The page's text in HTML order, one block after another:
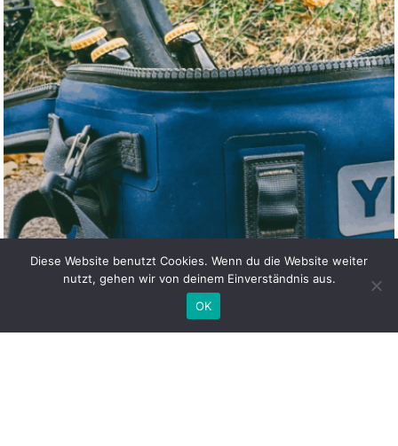
Diese Website benutzt Cookies. Wenn du die Website weiter
nutzt, gehen wir von deinem Einverständnis aus.
OK